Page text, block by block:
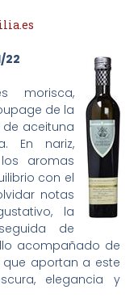
22
morisca,
de la
de aceituna
En nariz,
aromas
con el
notas
la
de
acompañado de
aportan a este
elegancia y